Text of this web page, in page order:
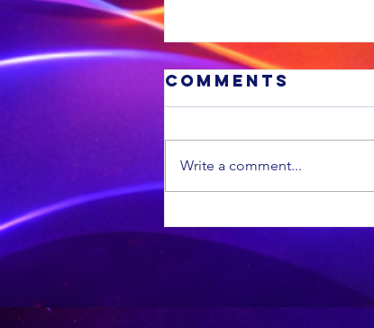
'n VS
munisipaliteit
is die swakste
Comments
Write a comment...